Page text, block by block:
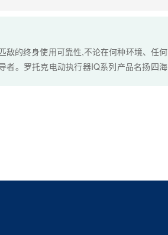
敌的终身使用可靠性,不论在何种环境、任何
者。罗托克电动执行器IQ系列产品名扬四海